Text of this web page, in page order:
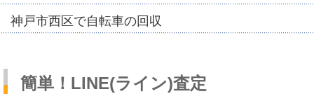
神戸市西区で自転車の回収
簡単！LINE(ライン)査定